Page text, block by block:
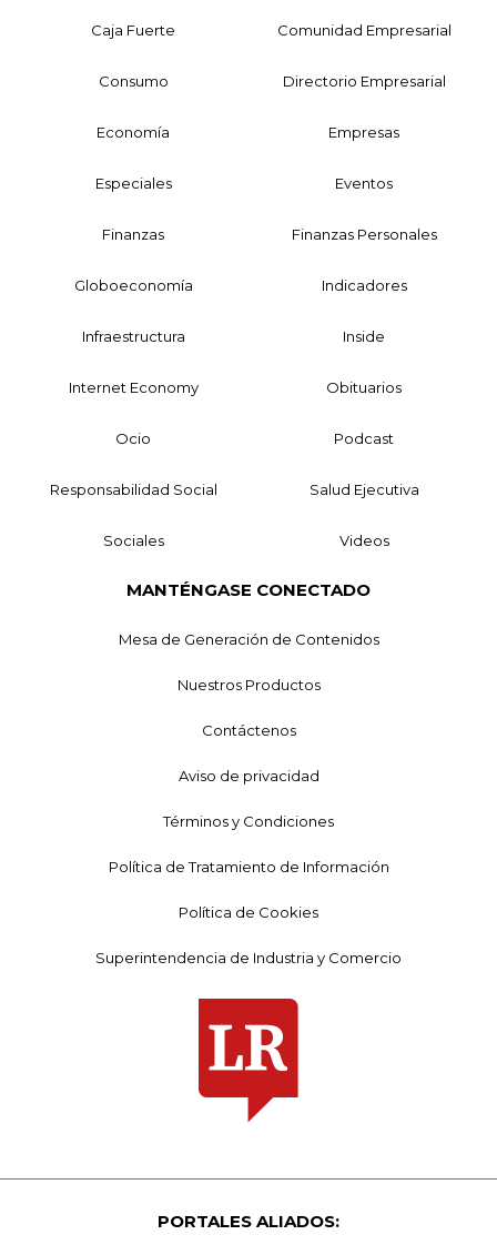
Caja Fuerte Comunidad Empresarial
Consumo Directorio Empresarial
Economía Empresas
Especiales Eventos
Finanzas Finanzas Personales
Globoeconomía Indicadores
Infraestructura Inside
Internet Economy Obituarios
Ocio Podcast
Responsabilidad Social Salud Ejecutiva
Sociales Videos
MANTÉNGASE CONECTADO
Mesa de Generación de Contenidos
Nuestros Productos
Contáctenos
Aviso de privacidad
Términos y Condiciones
Política de Tratamiento de Información
Política de Cookies
Superintendencia de Industria y Comercio
PORTALES ALIADOS: